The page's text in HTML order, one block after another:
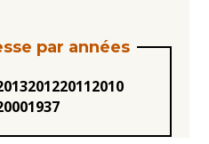
par années
201220112010
1937